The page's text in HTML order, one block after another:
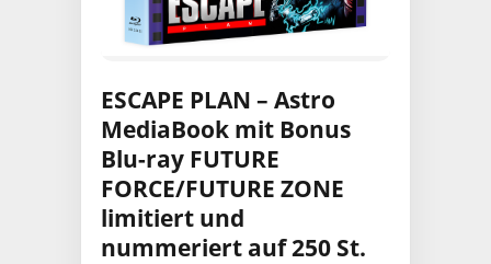
ESCAPE PLAN – Astro
MediaBook mit Bonus
Blu-ray FUTURE
FORCE/FUTURE ZONE
limitiert und
nummeriert auf 250 St.